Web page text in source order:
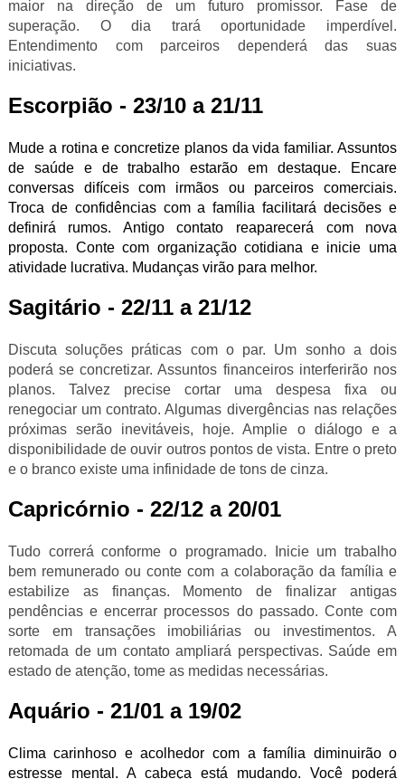
maior na direção de um futuro promissor. Fase de
superação. O dia trará oportunidade imperdível.
Entendimento com parceiros dependerá das suas
iniciativas.
Escorpião - 23/10 a 21/11
Mude a rotina e concretize planos da vida familiar. Assuntos
de saúde e de trabalho estarão em destaque. Encare
conversas difíceis com irmãos ou parceiros comerciais.
Troca de confidências com a família facilitará decisões e
definirá rumos. Antigo contato reaparecerá com nova
proposta. Conte com organização cotidiana e inicie uma
atividade lucrativa. Mudanças virão para melhor.
Sagitário - 22/11 a 21/12
Discuta soluções práticas com o par. Um sonho a dois
poderá se concretizar. Assuntos financeiros interferirão nos
planos. Talvez precise cortar uma despesa fixa ou
renegociar um contrato. Algumas divergências nas relações
próximas serão inevitáveis, hoje. Amplie o diálogo e a
disponibilidade de ouvir outros pontos de vista. Entre o preto
e o branco existe uma infinidade de tons de cinza.
Capricórnio - 22/12 a 20/01
Tudo correrá conforme o programado. Inicie um trabalho
bem remunerado ou conte com a colaboração da família e
estabilize as finanças. Momento de finalizar antigas
pendências e encerrar processos do passado. Conte com
sorte em transações imobiliárias ou investimentos. A
retomada de um contato ampliará perspectivas. Saúde em
estado de atenção, tome as medidas necessárias.
Aquário - 21/01 a 19/02
Clima carinhoso e acolhedor com a família diminuirão o
estresse mental. A cabeça está mudando. Você poderá